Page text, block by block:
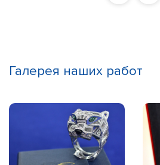
Галерея наших работ